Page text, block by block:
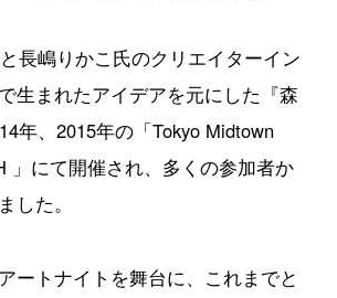
長嶋りかこ氏のクリエイターイン
生まれたアイデアを元にした『森
年、2015年の「Tokyo Midtown
」にて開催され、多くの参加者か
した。
ートナイトを舞台に、これまでと